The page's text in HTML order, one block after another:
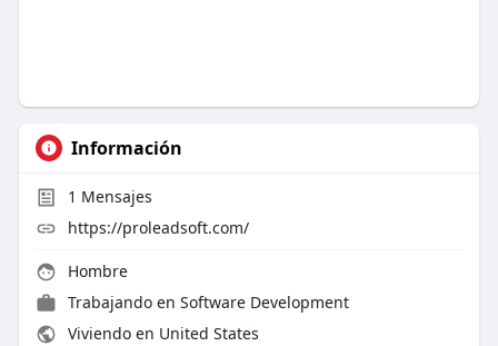
Información
1 Mensajes
https://proleadsoft.com/
Hombre
Trabajando en Software Development
Viviendo en United States